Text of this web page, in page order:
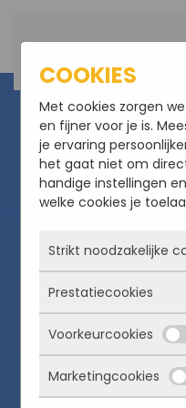
COOKIES
Met cookies zorgen
en fijner voor je is.
je ervaring
het gaat niet om
handige instellingen
welke cookies je
Strikt noodzakelijke
Deze cookies
überhaupt werkt.
kunnen niet worden
ze alleen geplaatst
inloggen, een
privacyvoorkeuren
Prestatiecookies
Met deze cookies
bezocht wordt,
komen en welke
kunnen we de
Voorkeurcookies
Deze cookies
Bijvoorbeeld
Marketingcookies